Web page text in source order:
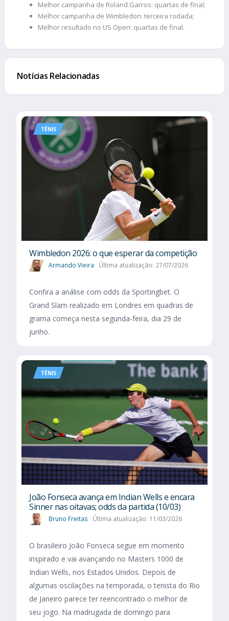
Melhor campanha de Roland Garros: quartas de final;
Melhor campanha de Wimbledon: terceira rodada;
Melhor resultado no US Open: quartas de final.
Notícias Relacionadas
TÊNIS
Wimbledon 2026: o que esperar da competição
Armando Vieira Última atualização: 27/07/2026
Confira a análise com odds da Sportingbet. O
Grand Slam realizado em Londres em quadras de
grama começa nesta segunda-feira, dia 29 de
junho.
TÊNIS
João Fonseca avança em Indian Wells e encara
Sinner nas oitavas; odds da partida (10/03)
Bruno Freitas Última atualização: 11/03/2026
O brasileiro João Fonseca segue em momento
inspirado e vai avançando no Masters 1000 de
Indian Wells, nos Estados Unidos. Depois de
algumas oscilações na temporada, o tenista do Rio
de Janeiro parece ter reencontrado o melhor de
seu jogo. Na madrugada de domingo para